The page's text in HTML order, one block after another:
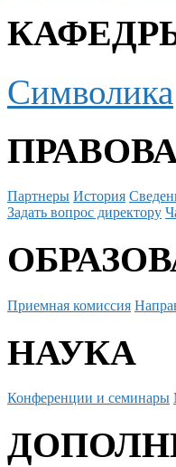
Символика
Партнеры История
Задать вопрос директору
Приемная комиссия
НАУКА
Конференции и семинары